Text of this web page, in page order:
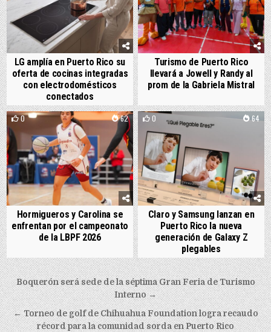
LG amplía en Puerto Rico su
oferta de cocinas integradas
con electrodomésticos
conectados
Turismo de Puerto Rico
llevará a Jowell y Randy al
prom de la Gabriela Mistral
0 62
Hormigueros y Carolina se
enfrentan por el campeonato
de la LBPF 2026
0 64
Claro y Samsung lanzan en
Puerto Rico la nueva
generación de Galaxy Z
plegables
Post navigation
Boquerón será sede de la séptima Gran Feria de Turismo
Interno →
← Torneo de golf de Chihuahua Foundation logra recaudo
récord para la comunidad sorda en Puerto Rico